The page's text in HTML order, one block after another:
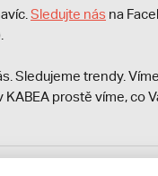
Sledujte nás na
Sledujeme trendy.
prostě víme, co